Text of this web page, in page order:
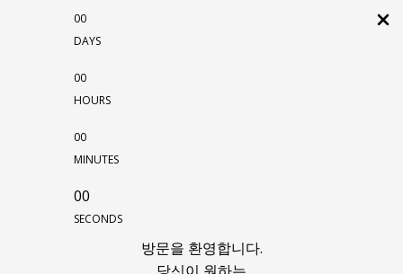
00
DAYS
00
HOURS
00
MINUTES
00
SECONDS
방문을 환영합니다.